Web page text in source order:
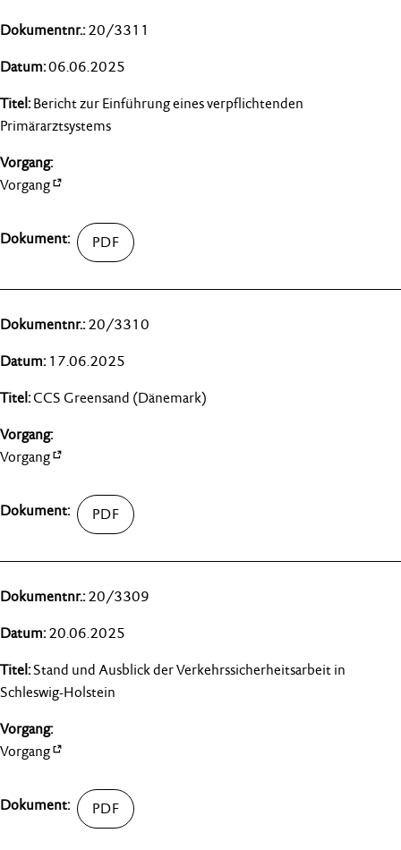
20/3311
06.06.2025
Bericht zur Einführung eines verpflichtenden
Primärarztsystems
Vorgang
20/3310
17.06.2025
CCS Greensand (Dänemark)
Vorgang
20/3309
20.06.2025
Stand und Ausblick der Verkehrssicherheitsarbeit in
Schleswig-Holstein
Vorgang